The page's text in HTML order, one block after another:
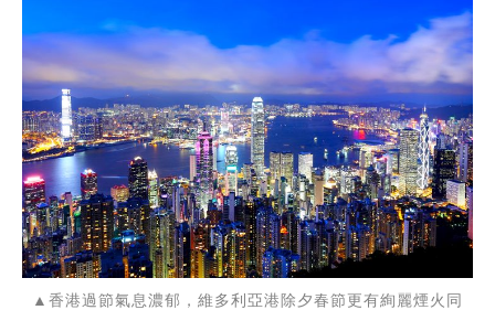
▲香港過節氣息濃郁，維多利亞港除夕春節更有絢麗煙火同